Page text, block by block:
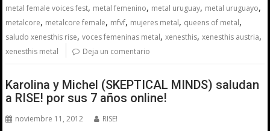
metal female voices fest, metal femenino, metal uruguay, metal uruguayo,
metalcore, metalcore female, mfvf, mujeres metal, queens of metal,
saludo xenesthis rise,voces femeninas metal,xenesthis,xenesthis austria,
xenesthis metal Deja un comentario
Karolina y Michel (SKEPTICAL MINDS) saludan
a RISE! por sus 7 años online!
noviembre 11, 2012 RISE!